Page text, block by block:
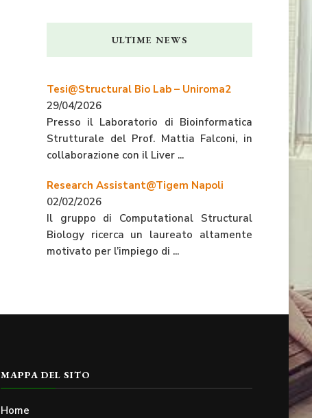
ULTIME NEWS
Tesi@Structural Bio Lab – Uniroma2
29/04/2026
Presso il Laboratorio di Bioinformatica
Strutturale del Prof. Mattia Falconi, in
collaborazione con il Liver ...
Research Assistant@Tigem Napoli
02/02/2026
Il gruppo di Computational Structural
Biology ricerca un laureato altamente
motivato per l’impiego di ...
MAPPA DEL SITO
Home